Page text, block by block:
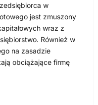
w
jest zmuszony
wraz z
Również w
na zasadzie
obciążające firmę